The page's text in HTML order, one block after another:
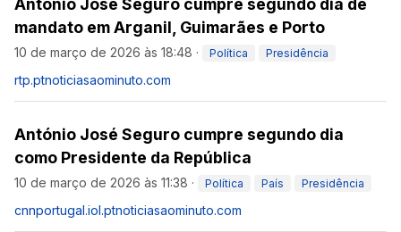
António José Seguro cumpre segundo dia de
mandato em Arganil, Guimarães e Porto
10 de março de 2026 às 18:48 · Política Presidência
rtp.ptnoticiasaominuto.com
António José Seguro cumpre segundo dia
como Presidente da República
10 de março de 2026 às 11:38 · Política País Presidência
cnnportugal.iol.ptnoticiasaominuto.com